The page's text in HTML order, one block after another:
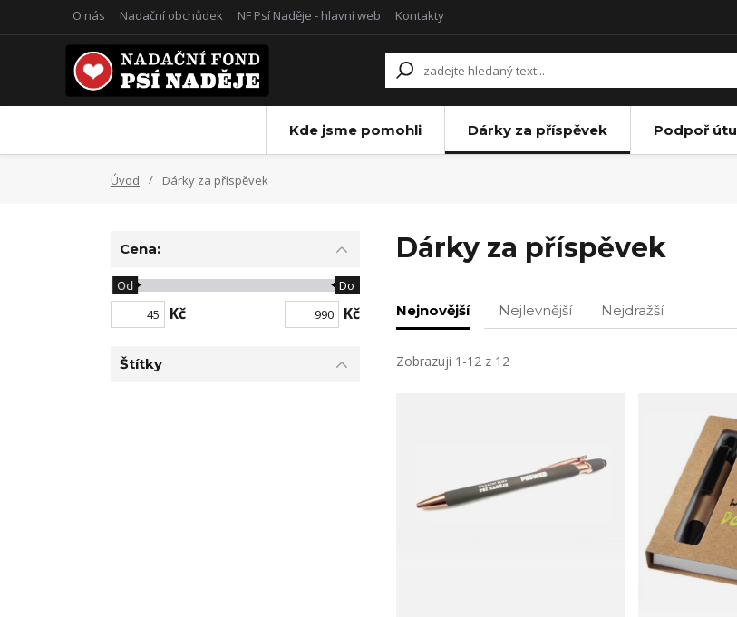
O nás Nadační obchůdek NF Psí Naděje - hlavní web Kontakty
Kde jsme pomohli Dárky za příspěvek Podpoř
Úvod Dárky za příspěvek
Dárky za příspěvek
Nejnovější Nejlevnější Nejdražší
Zobrazuji 1-12 z 12
Cena:
Kč
Od Do
Kč
Štítky